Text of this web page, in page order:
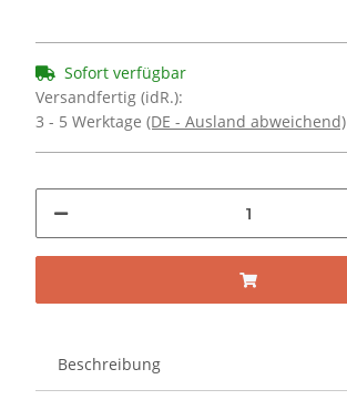
Sofort verfügbar
Versandfertig (idR.):
3 - 5 Werktage (DE - Ausland abweichend)
Beschreibung